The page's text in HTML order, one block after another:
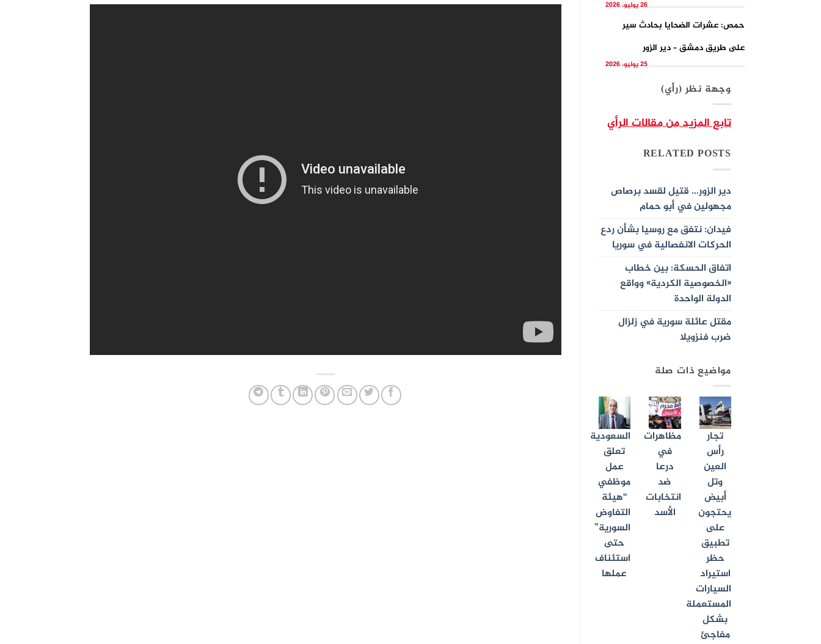
26 يوليو، 2026
حمص: عشرات الضحايا بحادث سير
على طريق دمشق – دير الزور
25 يوليو، 2026
وجهة نظر (رأي)
تابع المزيد من مقالات الرأي
RELATED POSTS
دير الزور… قتيل لقسد برصاص
مجهولين في أبو حمام
فيدان: نتفق مع روسيا بشأن ردع
الحركات الانفصالية في سوريا
اتفاق الحسكة: بين خطاب
«الخصوصية الكردية» وواقع
الدولة الواحدة
مقتل عائلة سورية في زلزال
ضرب فنزويلا
مواضيع ذات صلة
تجار
رأس
العين
وتل
أبيض
يحتجون
على
تطبيق
حظر
استيراد
السيارات
المستعملة
بشكل
مفاجئ
مظاهرات
في
درعا
ضد
انتخابات
الأسد
السعودية
تعلق
عمل
موظفي
“هيئة
التفاوض
السورية”
حتى
استئناف
عملها